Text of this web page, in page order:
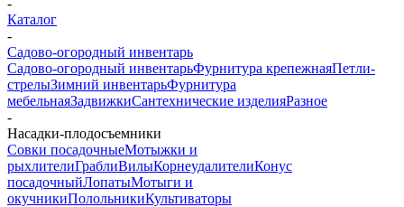
-
Каталог
-
Садово-огородный инвентарь
Садово-огородный инвентарьФурнитура крепежнаяПетли-
стрелыЗимний инвентарьФурнитура
мебельнаяЗадвижкиСантехнические изделияРазное
-
Насадки-плодосъемники
Совки посадочныеМотыжки и
рыхлителиГраблиВилыКорнеудалителиКонус
посадочныйЛопатыМотыги и
окучникиПолольникиКультиваторы